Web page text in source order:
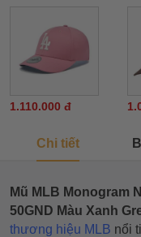
1.110.000 đ
Chi tiết
Mũ MLB Monogram
50GND Màu Xanh
thương hiệu MLB nổi